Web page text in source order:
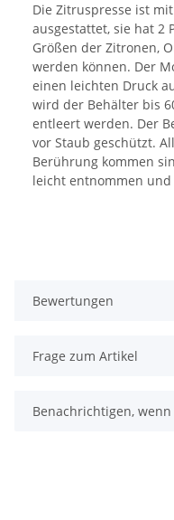
Die Zitruspresse ist
ausgestattet, sie hat 2
Größen der Zitronen,
werden können. Der
einen leichten Druck
wird der Behälter bis
entleert werden. Der
vor Staub geschützt.
Berührung kommen
leicht entnommen
Bewertungen
Frage zum Artikel
Benachrichtigen,